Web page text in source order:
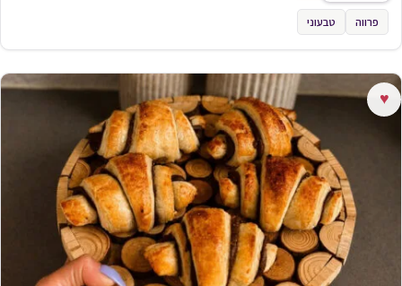
פרווה טבעוני
♥